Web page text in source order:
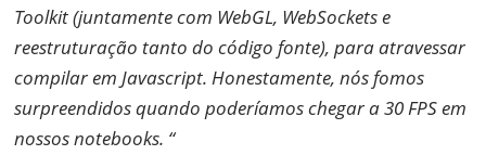
Toolkit (juntamente com WebGL, WebSockets e
reestruturação tanto do código fonte), para atravessar
compilar em Javascript. Honestamente, nós fomos
surpreendidos quando poderíamos chegar a 30 FPS em
nossos notebooks. “